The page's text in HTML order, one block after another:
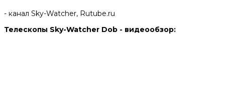
- канал Sky-Watcher, Rutube.ru
Телескопы Sky-Watcher Dob - видеообзор: